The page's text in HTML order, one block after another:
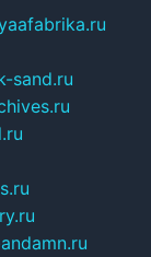
sand.ru